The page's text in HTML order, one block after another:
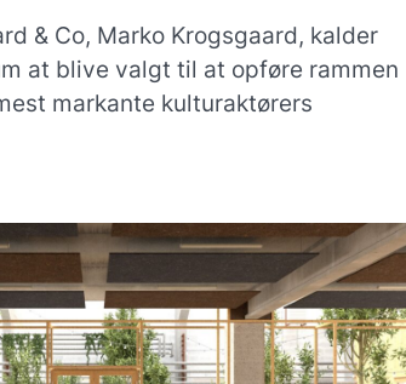
& Co, Marko Krogsgaard, kalder
at blive valgt til at opføre rammen
markante kulturaktørers